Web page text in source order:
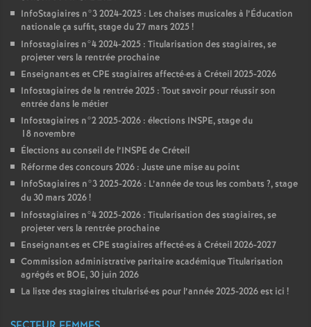
InfoStagiaires n°3 2024-2025 : Les chaises musicales à l’Éducation
nationale ça suffit, stage du 27 mars 2025!
Infostagiaires n°4 2024-2025 : Titularisation des stagiaires, se
projeter vers la rentrée prochaine
Enseignant·es etCPE stagiaires affecté·es à Créteil 2025-2026
Infostagiaires de la rentrée 2025 : Tout savoir pour réussir son
entrée dans le métier
Infostagiaires n°2 2025-2026 : élections INSPE, stage du
18 novembre
Élections au conseil de l’INSPE de Créteil
Réforme des concours 2026 : Juste une mise au point
InfoStagiaires n°3 2025-2026 : L’année de tous les combats ?, stage
du 30 mars 2026!
Infostagiaires n°4 2025-2026 : Titularisation des stagiaires, se
projeter vers la rentrée prochaine
Enseignant·es etCPE stagiaires affecté·es à Créteil 2026-2027
Commission administrative paritaire académique Titularisation
agrégés et BOE, 30 juin 2026
La liste des stagiaires titularisé·es pour l’année 2025-2026 est ici !